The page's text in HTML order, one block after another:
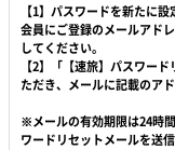
【1】パスワードを新たに
会員にご登録のメールアド
してください。
【2】「【速旅】パスワー
ただき、メールに記載のア
※メールの有効期限は24時
ワードリセットメールを送